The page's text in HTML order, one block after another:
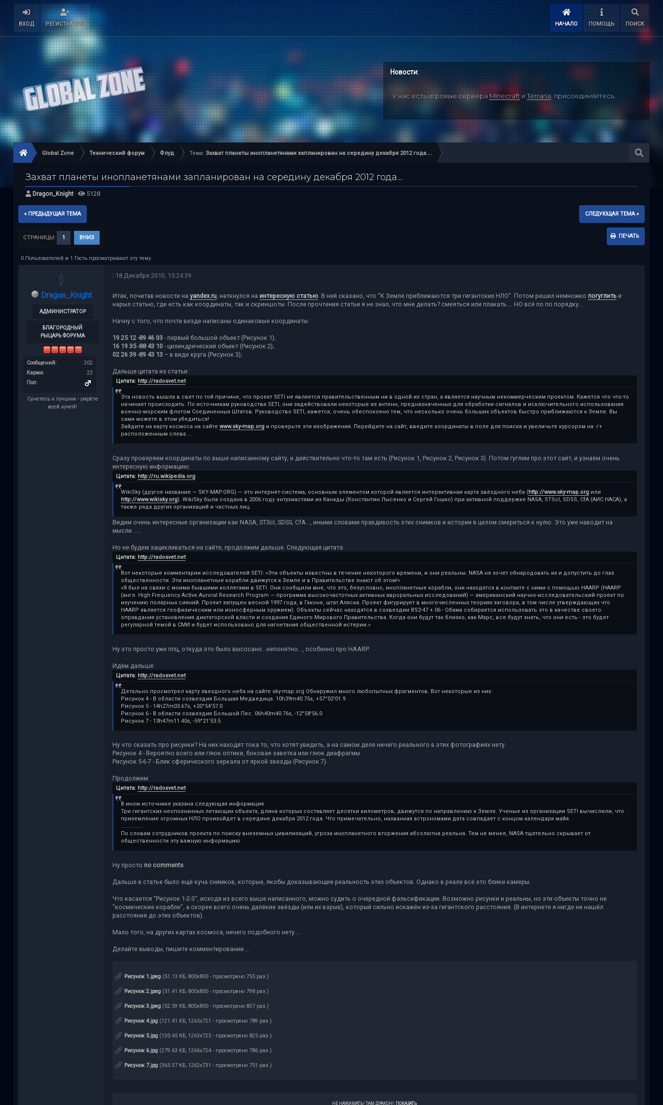
ВХОД РЕГИСТРАЦИЯ НАЧАЛО ПОМОЩЬ ПОИСК
Новости:
У нас есть игровые сервераMinecraftиTerraria, присоединяйтесь.
Global Zone Технический форум Флуд Тема:Захват планеты инопланетянами запланирован на середину декабря 2012 года....
Захват планеты инопланетянами запланирован на середину декабря 2012 года....
Dragon_Knight· 5128
« ПРЕДЫДУЩАЯ ТЕМА СЛЕДУЮЩАЯ ТЕМА »
ПЕЧАТЬ
СТРАНИЦЫ: 1 ВНИЗ
0 Пользователей и 1 Гость просматривают эту тему.
Dragon_Knight
АДМИНИСТРАТОР
БЛАГОРОДНЫЙ
РЫЦАРЬ ФОРУМА
Сообщений:
202
Карма:
22
Пол:
Сунетесь к лучшим - умрёте
всей кучей!
:18 Декабря 2010, 15:24:39
Итак, почитав новости на yandex.ru, наткнулся на интересную статью. В ней сказано, что "К Земле приближаются три гигантских НЛО". Потом решил немножко погуглитьи
нарыл статью, где есть как координаты, так и скриншоты. После прочтения статьи я не знал, что мне делать? смеяться или плакать.... НО всё по по порядку...
Начну с того, что почти везде написаны одинаковые координаты:
19 25 12 -89 46 03- первый большой объект (Рисунок 1);
16 19 35 -88 43 10- цилиндрический объект (Рисунок 2);
02 26 39 -89 43 13– в виде круга (Рисунок 3);
Дальше цитата из статьи:
Цитата: http://radosvet.net
Эта новость вышла в свет по той причине, что проект SETI не является правительственным ни в одной из стран, а является научным некоммерческим проектом. Кажется что что-то
начинает происходить. По источникам руководства SETI, они задействовали некоторые из антенн, предназначенных для обработки сигналов и исключительного использования
военно-морским флотом Соединенных Штатов. Руководство SETI, кажется, очень обеспокоено тем, что несколько очень больших объектов быстро приближаются к Земле. Вы
сами можете в этом убедиться!
Зайдите на карту космоса на сайте www.sky-map.orgи проверьте эти изображения. Перейдите на сайт, введите координаты в поле для поиска и увеличьте курсором на -/+
расположенным слева ...
Сразу проверяем координаты по выше написанному сайту, и действительно что-то там есть (Рисунок 1, Рисунок 2, Рисунок 3). Потом гуглим про этот сайт, и узнаём очень
интересную информацию:
Цитата: http://ru.wikipedia.org
WikiSky (другое название — SKY-MAP.ORG) — это интернет-система, основным элементом которой является интерактивная карта звёздного неба (http://www.sky-map.orgили
http://www.wikisky.org). WikiSky была создана в 2006 году энтузиастами из Канады (Константин Лысенко и Сергей Гошко) при активной поддержке NASA, STScI, SDSS, CfA (АИС НАСА), а
также ряда других организаций и частных лиц.
Видим очень интересные организации как NASA, STScI, SDSS, CfA..., иными словами правдивость этих снимков и истории в целом смериться к нулю. Это уже наводит на
мысли......
Но не будем зацикливаться на сайте, продолжим дальше. Следующая цитата:
Цитата: http://radosvet.net
Вот некоторые комментарии исследователей SETI: «Эти объекты известны в течение некоторого времени, и они реальны. NАSA не хочет обнародовать их и допустить до глаз
общественности. Эти инопланетные корабли движутся к Земле и в Правительстве знают об этом!»
«Я был на связи с моими бывшими коллегами в SETI. Они сообщили мне, что это, безусловно, инопланетные корабли, они находятся в контакте с ними с помощью HAARP (HAARP
(англ. High Frequency Active Auroral Research Program — программа высокочастотных активных авроральных исследований) — американский научно-исследовательский проект по
изучению полярных сияний. Проект запущен весной 1997 года, в Гаконе, штат Аляска. Проект фигурирует в многочисленных теориях заговора, в том числе утверждающих что
HAARP является геофизическим или ионосферным оружием). Объекты сейчас находятся в созвездии BS2-47 +.06 - Обама собирается использовать это в качестве своего
оправдания установления диктаторской власти и создания Единого Мирового Правительства. Когда они будут так близко, как Марс, все будут знать, что они есть - это будет
регулярной темой в СМИ и будет использовано для нагнетания общественной истерии.»
Ну это просто уже ппц, откуда это было высосано...непонятно..., особенно про HAARP.
Идём дальше:
Цитата: http://radosvet.net
Детально просмотрел карту звездного неба на сайте sky-map.org Обнаружил много любопытных фрагментов. Вот некоторые из них:
Рисунок 4 - В области созвездия Большая Медведица. 10h39m40.75s, +57°02′01.9
Рисунок 5 - 14h27m03.67s, +20°54′57.0
Рисунок 6 - В области созвездия Большой Пес. 06h40m40.76s, -12°58′56.0
Рисунок 7 - 13h47m11.40s, -59°21′53.5
Ну что сказать про рисунки? На них находят тока то, что хотят увидеть, а на самом деле ничего реального в этих фотографиях нету.
Рисунок 4 - Вероятно всего или глюк оптики, боковая заветка или глюк диафрагмы.
Рисунок 5-6-7 - Блик сферического зеркала от яркой звезды (Рисунок 7).
Продолжим:
Цитата: http://radosvet.net
В ином источнике указана следующая информация.
Три гигантских неопознанных летающих объекта, длина которых составляет десятки километров, движутся по направлению к Земле. Ученые из организации SETI вычислили, что
приземление огромных НЛО произойдет в середине декабря 2012 года. Что примечательно, названная астрономами дата совпадает с концом календаря майя.
...............
По словам сотрудников проекта по поиску внеземных цивилизаций, угроза инопланетного вторжения абсолютна реальна. Тем не менее, NASA тщательно скрывает от
общественности эту важную информацию.
Ну просто no comments.
Дальше в статье было ещё куча снимков, которые, якобы доказывающие реальность этих объектов. Однако в реале всё это блики камеры.
Что касается "Рисунок 1-2-3", исходя из всего выше написанного, можно судить о очередной фальсификации. Возможно рисунки и реальны, но эти объекты точно не
"космические корабли", а скорее всего очень далёкие звёзды (или их взрыв), который сильно искажён из-за гигантского расстояния. (В интернете я нигде не нашёл
расстояния до этих объектов).
Мало того, на других картах космоса, ничего подобного нету....
Делайте выводы, пишите комментировании....
Рисунок 1.jpeg(51.13 КБ, 800x800 - просмотрено 755 раз.)
Рисунок 2.jpeg(51.41 КБ, 800x800 - просмотрено 798 раз.)
Рисунок 3.jpeg(52.59 КБ, 800x800 - просмотрено 837 раз.)
Рисунок 4.jpg(121.41 КБ, 1265x721 - просмотрено 789 раз.)
Рисунок 5.jpg(130.45 КБ, 1263x725 - просмотрено 825 раз.)
Рисунок 6.jpg(279.63 КБ, 1266x724 - просмотрено 786 раз.)
Рисунок 7.jpg(365.37 КБ, 1262x731 - просмотрено 751 раз.)
НЕ НАЖИМАТЬ! ТАМ ДРАКОН!: ПОКАЗАТЬ